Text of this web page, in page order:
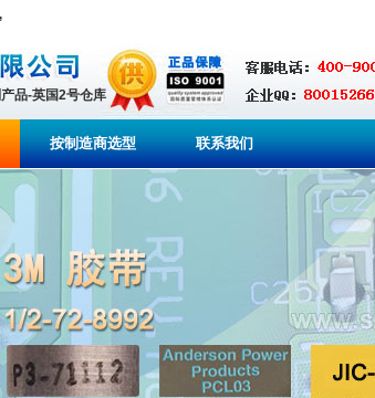
品-英国2号仓库
按制造商选型 联系我们